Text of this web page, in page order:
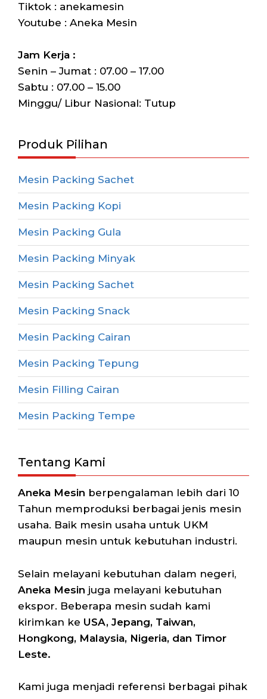
Tiktok : anekamesin
Youtube : Aneka Mesin
Jam Kerja :
Senin – Jumat : 07.00 – 17.00
Sabtu : 07.00 – 15.00
Minggu/ Libur Nasional: Tutup
Produk Pilihan
Mesin Packing Sachet
Mesin Packing Kopi
Mesin Packing Gula
Mesin Packing Minyak
Mesin Packing Sachet
Mesin Packing Snack
Mesin Packing Cairan
Mesin Packing Tepung
Mesin Filling Cairan
Mesin Packing Tempe
Tentang Kami
Aneka Mesin berpengalaman lebih dari 10
Tahun memproduksi berbagai jenis mesin
usaha. Baik mesin usaha untuk UKM
maupun mesin untuk kebutuhan industri.
Selain melayani kebutuhan dalam negeri,
Aneka Mesin juga melayani kebutuhan
ekspor. Beberapa mesin sudah kami
kirimkan ke USA, Jepang, Taiwan,
Hongkong, Malaysia, Nigeria, dan Timor
Leste.
Kami juga menjadi referensi berbagai pihak